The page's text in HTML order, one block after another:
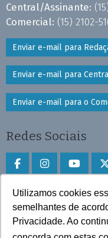
Utilizamos cookies
semelhantes de
Privacidade. Ao
Central/Assinante:
Comercial: (15) 2102-
Enviar e-mail para
Enviar e-mail para
Enviar e-mail para o
Redes Sociais
Faça download do
Play Store e App Store